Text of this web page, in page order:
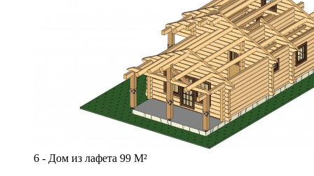
6 - Дом из лафета 99 М²